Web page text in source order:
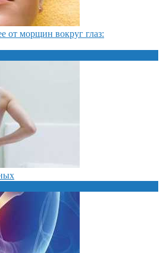
от морщин вокруг глаз: